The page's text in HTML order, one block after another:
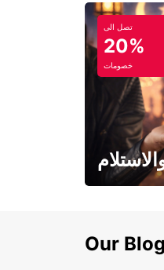
تصل الى
20%
خصومات
Our